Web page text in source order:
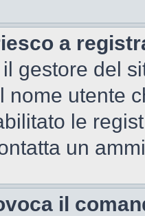
a
gestore del
nome utente
le
un
il